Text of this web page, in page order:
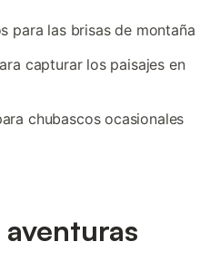
para las brisas de montaña
capturar los paisajes en
chubascos ocasionales